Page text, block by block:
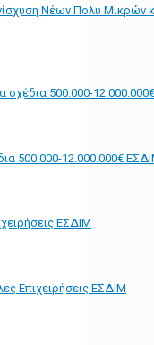
Νέων Πολύ Μικρών
σχέδια 500.000-
500.000-12.000.000€
ΕΣΔΙΜ
Επιχειρήσεις ΕΣΔΙΜ